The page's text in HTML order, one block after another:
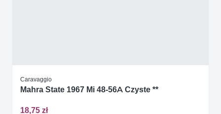
Caravaggio
Mahra State 1967 Mi 48-56A Czyste **
18,75 zł